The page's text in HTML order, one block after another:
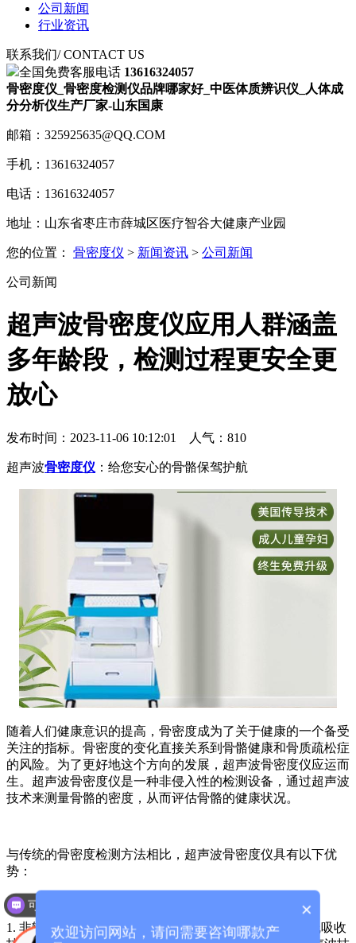
公司新闻
行业资讯
联系我们/ CONTACT US
全国免费客服电话 13616324057
骨密度仪_骨密度检测仪品牌哪家好_中医体质辨识仪_人体成
分分析仪生产厂家-山东国康
邮箱：325925635@QQ.COM
手机：13616324057
电话：13616324057
地址：山东省枣庄市薛城区医疗智谷大健康产业园
您的位置： 骨密度仪 > 新闻资讯 > 公司新闻
公司新闻
超声波骨密度仪应用人群涵盖
多年龄段，检测过程更安全更
放心
发布时间：2023-11-06 10:12:01 人气： 810
超声波骨密度仪 ：给您安心的骨骼保驾护航
随着人们健康意识的提高，骨密度成为了关于健康的一个备受
关注的指标。骨密度的变化直接关系到骨骼健康和骨质疏松症
的风险。为了更好地这个方向的发展，超声波骨密度仪应运而
生。超声波骨密度仪是一种非侵入性的检测设备，通过超声波
技术来测量骨骼的密度，从而评估骨骼的健康状况。
与传统的骨密度检测方法相比，超声波骨密度仪具有以下优
势：
1. 非辐射：传统的骨密度检测方法通常使用X射线或射线吸收
×
欢迎访问网站，请问需要咨询哪款产